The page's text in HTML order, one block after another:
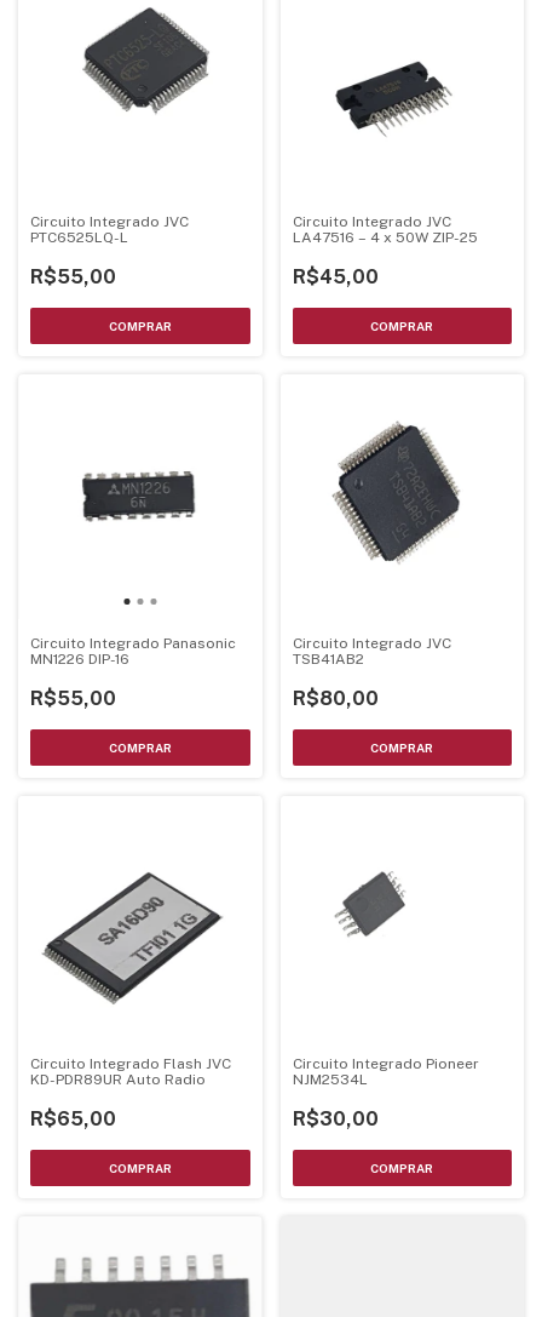
Circuito Integrado JVC
PTC6525LQ-L
R$55,00
Circuito Integrado JVC
LA47516 – 4 x 50W ZIP-25
R$45,00
Circuito Integrado Panasonic
MN1226 DIP-16
R$55,00
Circuito Integrado JVC
TSB41AB2
R$80,00
Circuito Integrado Flash JVC
KD-PDR89UR Auto Radio
R$65,00
Circuito Integrado Pioneer
NJM2534L
R$30,00